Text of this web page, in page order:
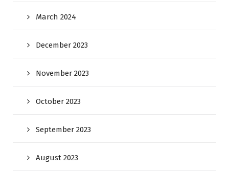
March 2024
December 2023
November 2023
October 2023
September 2023
August 2023